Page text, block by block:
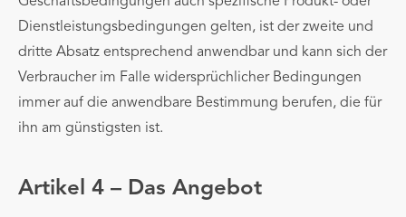
Dienstleistungsbedingungen gelten, ist der zweite und
dritte Absatz entsprechend anwendbar und kann sich der
Verbraucher im Falle widersprüchlicher Bedingungen
immer auf die anwendbare Bestimmung berufen, die für
ihn am günstigsten ist.
Artikel 4 – Das Angebot